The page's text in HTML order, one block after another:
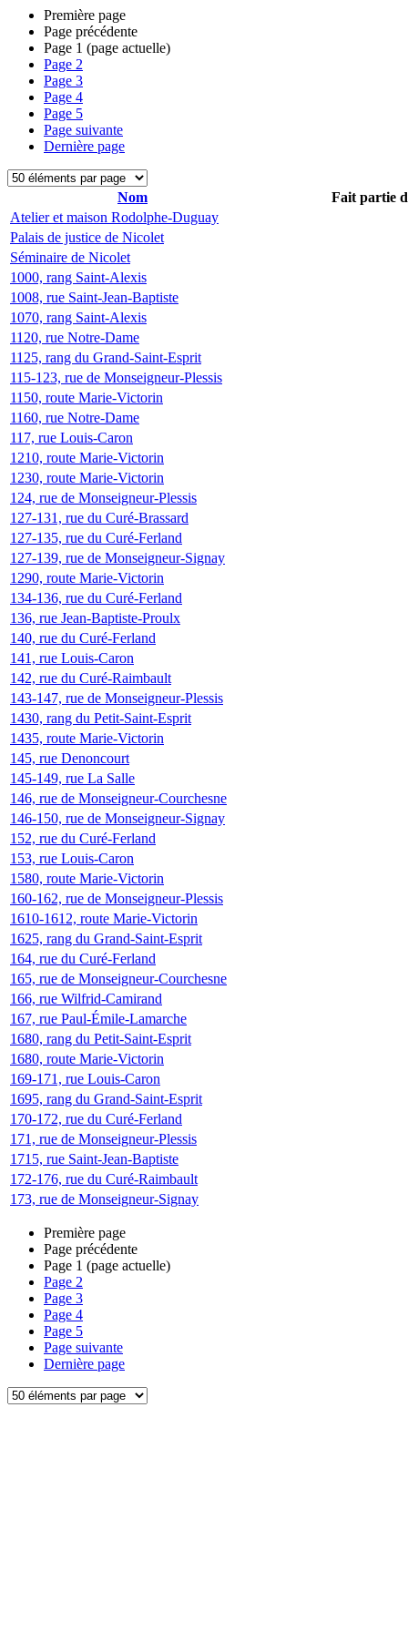
Première page
Page précédente
Page 1 (page actuelle)
Page 2
Page 3
Page 4
Page 5
Page suivante
Dernière page
Nom
Fait partie
Atelier et maison Rodolphe-Duguay
Palais de justice de Nicolet
Séminaire de Nicolet
1000, rang Saint-Alexis
1008, rue Saint-Jean-Baptiste
1070, rang Saint-Alexis
1120, rue Notre-Dame
1125, rang du Grand-Saint-Esprit
115-123, rue de Monseigneur-Plessis
1150, route Marie-Victorin
1160, rue Notre-Dame
117, rue Louis-Caron
1210, route Marie-Victorin
1230, route Marie-Victorin
124, rue de Monseigneur-Plessis
127-131, rue du Curé-Brassard
127-135, rue du Curé-Ferland
127-139, rue de Monseigneur-Signay
1290, route Marie-Victorin
134-136, rue du Curé-Ferland
136, rue Jean-Baptiste-Proulx
140, rue du Curé-Ferland
141, rue Louis-Caron
142, rue du Curé-Raimbault
143-147, rue de Monseigneur-Plessis
1430, rang du Petit-Saint-Esprit
1435, route Marie-Victorin
145, rue Denoncourt
145-149, rue La Salle
146, rue de Monseigneur-Courchesne
146-150, rue de Monseigneur-Signay
152, rue du Curé-Ferland
153, rue Louis-Caron
1580, route Marie-Victorin
160-162, rue de Monseigneur-Plessis
1610-1612, route Marie-Victorin
1625, rang du Grand-Saint-Esprit
164, rue du Curé-Ferland
165, rue de Monseigneur-Courchesne
166, rue Wilfrid-Camirand
167, rue Paul-Émile-Lamarche
1680, rang du Petit-Saint-Esprit
1680, route Marie-Victorin
169-171, rue Louis-Caron
1695, rang du Grand-Saint-Esprit
170-172, rue du Curé-Ferland
171, rue de Monseigneur-Plessis
1715, rue Saint-Jean-Baptiste
172-176, rue du Curé-Raimbault
173, rue de Monseigneur-Signay
Première page
Page précédente
Page 1 (page actuelle)
Page 2
Page 3
Page 4
Page 5
Page suivante
Dernière page